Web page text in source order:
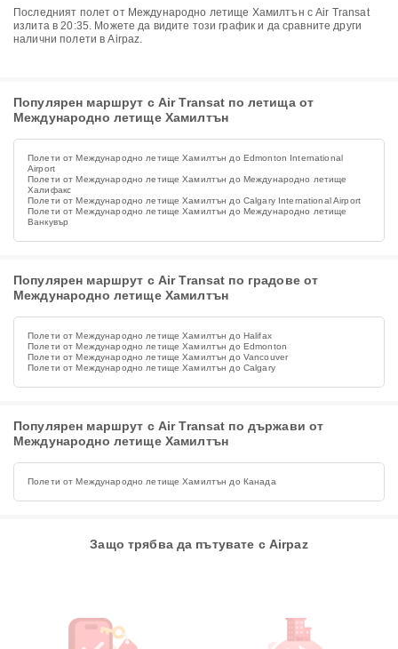
Последният полет от Международно летище Хамилтън с Air Transat
излита в 20:35. Можете да видите този график и да сравните други
налични полети в Airpaz.
Популярен маршрут с Air Transat по летища от
Международно летище Хамилтън
Полети от Международно летище Хамилтън до Edmonton International
Airport
Полети от Международно летище Хамилтън до Международно летище
Халифакс
Полети от Международно летище Хамилтън до Calgary International Airport
Полети от Международно летище Хамилтън до Международно летище
Ванкувър
Популярен маршрут с Air Transat по градове от
Международно летище Хамилтън
Полети от Международно летище Хамилтън до Halifax
Полети от Международно летище Хамилтън до Edmonton
Полети от Международно летище Хамилтън до Vancouver
Полети от Международно летище Хамилтън до Calgary
Популярен маршрут с Air Transat по държави от
Международно летище Хамилтън
Полети от Международно летище Хамилтън до Канада
Защо трябва да пътувате с Airpaz